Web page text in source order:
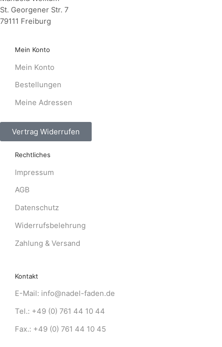
St. Georgener Str. 7
79111 Freiburg
Mein Konto
Mein Konto
Bestellungen
Meine Adressen
Vertrag Widerrufen
Rechtliches
Impressum
AGB
Datenschutz
Widerrufsbelehrung
Zahlung & Versand
Kontakt
E-Mail: info@nadel-faden.de
Tel.: +49 (0) 761 44 10 44
Fax.: +49 (0) 761 44 10 45